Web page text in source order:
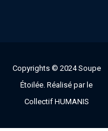
Copyrights © 2024Soupe
Étoilée . Réalisé par le
Collectif HUMANIS